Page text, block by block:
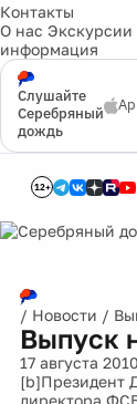
Контакты
О нас Экскурсии
информация
Слушайте
Серебряный
дождь
12+
/ Новости /
Выпуск
17 августа 2010
[b]Президент